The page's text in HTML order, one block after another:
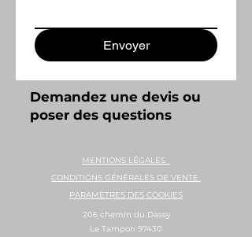
Envoyer
Demandez une devis ou
poser des questions
MENTIONS LÉGALES
CONDITIONS GÉNÉRALES DE VENTE
PARAMÈTRES DES COOKIES
206 chemin du Dassy
Le Tampon 97430